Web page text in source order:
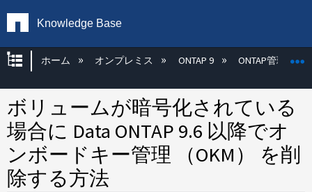
Knowledge Base
グローバル階層を展開/折りたたむ
ホーム オンプレミス ONTAP 9 ONTAP管理
ボリュームが暗号化されている
場合に Data ONTAP 9.6 以降でオ
ンボードキー管理 （OKM） を削
除する方法